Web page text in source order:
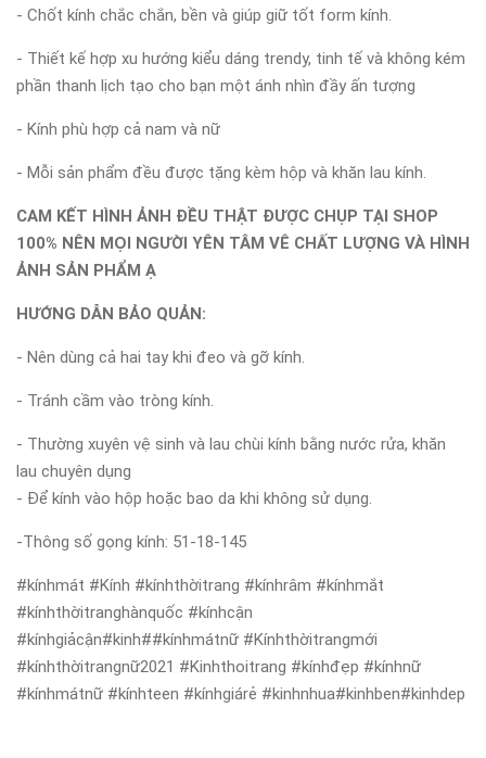
- Chốt kính chắc chắn, bền và giúp giữ tốt form kính.
- Thiết kế hợp xu hướng kiểu dáng trendy, tinh tế và không kém
phần thanh lịch tạo cho bạn một ánh nhìn đầy ấn tượng
- Kính phù hợp cả nam và nữ
- Mỗi sản phẩm đều được tặng kèm hộp và khăn lau kính.
CAM KẾT HÌNH ẢNH ĐỀU THẬT ĐƯỢC CHỤP TẠI SHOP
100% NÊN MỌI NGƯỜI YÊN TÂM VÊ CHẤT LƯỢNG VÀ HÌNH
ẢNH SẢN PHẨM Ạ
HƯỚNG DẪN BẢO QUẢN:
- Nên dùng cả hai tay khi đeo và gỡ kính.
- Tránh cầm vào tròng kính.
- Thường xuyên vệ sinh và lau chùi kính bằng nước rửa, khăn
lau chuyên dụng
- Để kính vào hộp hoặc bao da khi không sử dụng.
-Thông số gọng kính: 51-18-145
#kínhmát #Kính #kínhthờitrang #kínhrâm #kínhmắt
#kínhthờitranghànquốc #kínhcận
#kínhgiảcận#kinh##kínhmátnữ #Kínhthờitrangmới
#kínhthờitrangnữ2021 #Kinhthoitrang #kínhđẹp #kínhnữ
#kínhmátnữ #kínhteen #kínhgiárẻ #kinhnhua#kinhben#kinhdep